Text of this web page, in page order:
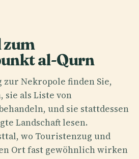
zum
al-Qurn
zur Nekropole finden Sie,
sie als Liste von
und sie stattdessen
Landschaft lesen.
wo Touristenzug und
Ort fast gewöhnlich wirken